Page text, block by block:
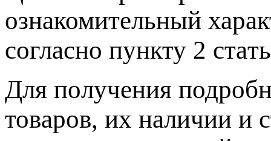
ознакомительный
согласно пункту 2
Для пoлучения
товaров, их нaличии и